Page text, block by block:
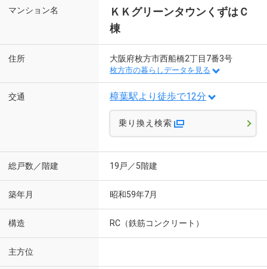
マンション名
ＫＫグリーンタウンくずはＣ
棟
住所 大阪府枚方市西船橋2丁目7番3号
枚方市の暮らしデータを見る
交通 樟葉駅より徒歩で12分
乗り換え検索
総戸数／階建 19戸／5階建
築年月 昭和59年7月
構造 RC（鉄筋コンクリート）
主方位